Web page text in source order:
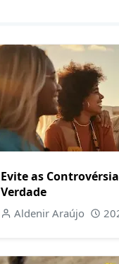
Evite as
Verdade
Aldenir Araújo